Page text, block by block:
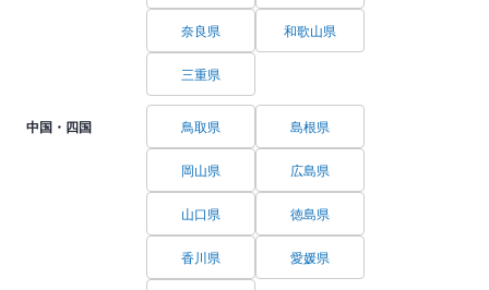
奈良県 和歌山県
三重県
中国・四国 鳥取県 島根県
岡山県 広島県
山口県 徳島県
香川県 愛媛県